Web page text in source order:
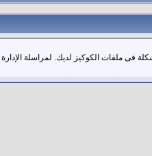
فى ملفات الكوكيز لديك. لمراسلة الإدارة